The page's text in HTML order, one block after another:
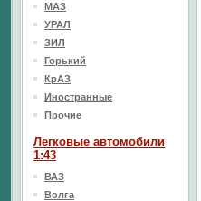
МАЗ
УРАЛ
ЗИЛ
Горький
КрАЗ
Иностранные
Прочие
Легковые автомобили
1:43
ВАЗ
Волга